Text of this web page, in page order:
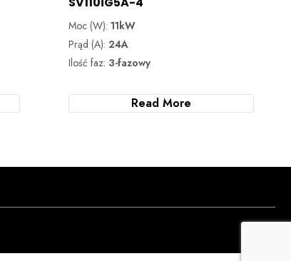
Moc (W): 11kW
Prąd (A): 24A
Ilość faz: 3-fazowy
Read More